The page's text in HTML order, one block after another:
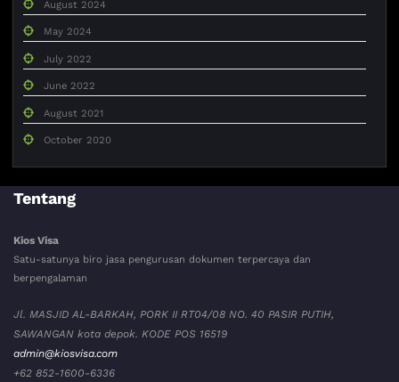
August 2024
May 2024
July 2022
June 2022
August 2021
October 2020
Tentang
Kios Visa
Satu-satunya biro jasa pengurusan dokumen terpercaya dan
berpengalaman
Jl. MASJID AL-BARKAH, PORK II RT04/08 NO. 40 PASIR PUTIH,
SAWANGAN kota depok. KODE POS 16519
admin@kiosvisa.com
+62 852-1600-6336